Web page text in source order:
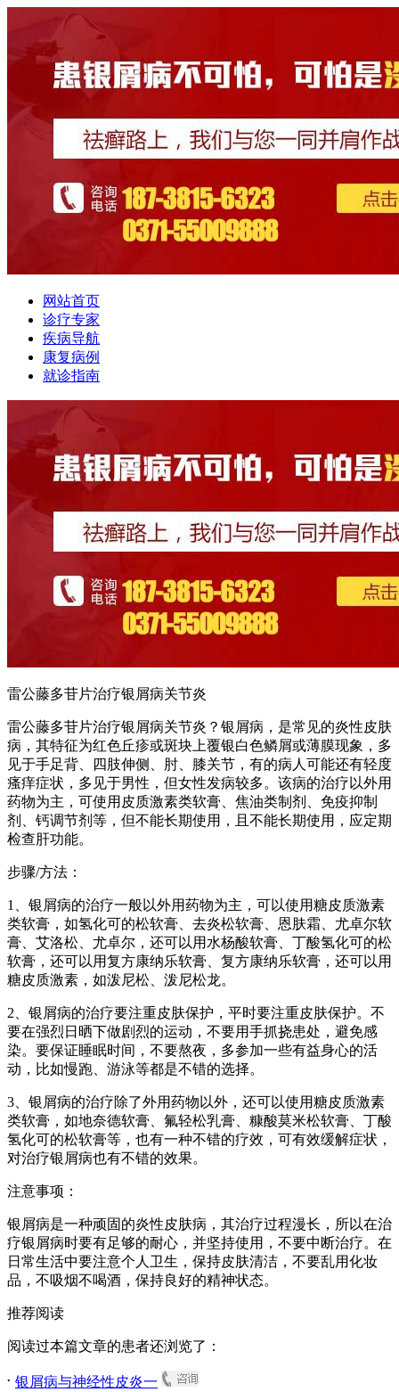
网站首页
诊疗专家
疾病导航
康复病例
就诊指南
雷公藤多苷片治疗银屑病关节炎
雷公藤多苷片治疗银屑病关节炎？银屑病，是常见的炎性皮肤
病，其特征为红色丘疹或斑块上覆银白色鳞屑或薄膜现象，多
见于手足背、四肢伸侧、肘、膝关节，有的病人可能还有轻度
瘙痒症状，多见于男性，但女性发病较多。该病的治疗以外用
药物为主，可使用皮质激素类软膏、焦油类制剂、免疫抑制
剂、钙调节剂等，但不能长期使用，且不能长期使用，应定期
检查肝功能。
步骤/方法：
1、银屑病的治疗一般以外用药物为主，可以使用糖皮质激素
类软膏，如氢化可的松软膏、去炎松软膏、恩肤霜、尤卓尔软
膏、艾洛松、尤卓尔，还可以用水杨酸软膏、丁酸氢化可的松
软膏，还可以用复方康纳乐软膏、复方康纳乐软膏，还可以用
糖皮质激素，如泼尼松、泼尼松龙。
2、银屑病的治疗要注重皮肤保护，平时要注重皮肤保护。不
要在强烈日晒下做剧烈的运动，不要用手抓挠患处，避免感
染。要保证睡眠时间，不要熬夜，多参加一些有益身心的活
动，比如慢跑、游泳等都是不错的选择。
3、银屑病的治疗除了外用药物以外，还可以使用糖皮质激素
类软膏，如地奈德软膏、氟轻松乳膏、糠酸莫米松软膏、丁酸
氢化可的松软膏等，也有一种不错的疗效，可有效缓解症状，
对治疗银屑病也有不错的效果。
注意事项：
银屑病是一种顽固的炎性皮肤病，其治疗过程漫长，所以在治
疗银屑病时要有足够的耐心，并坚持使用，不要中断治疗。在
日常生活中要注意个人卫生，保持皮肤清洁，不要乱用化妆
品，不吸烟不喝酒，保持良好的精神状态。
推荐阅读
阅读过本篇文章的患者还浏览了：
. 银屑病与神经性皮炎一